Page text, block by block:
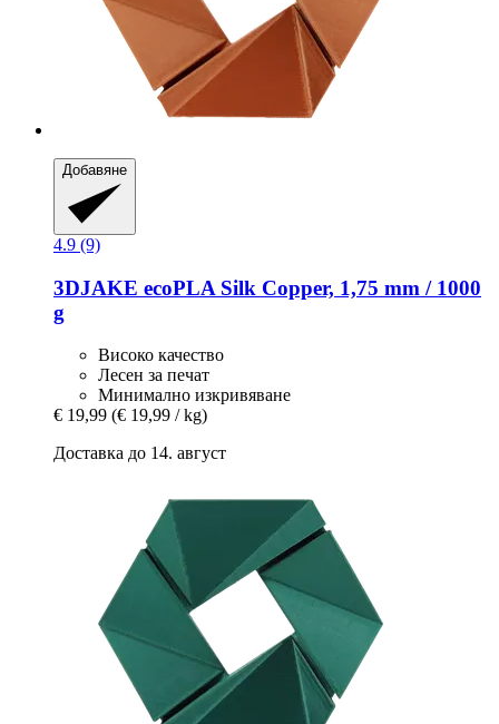
Добавяне
4.9 (9)
3DJAKE ecoPLA Silk Copper, 1,75 mm / 1000
g
Високо качество
Лесен за печат
Минимално изкривяване
€ 19,99 (€ 19,99 / kg)
Доставка до 14. август